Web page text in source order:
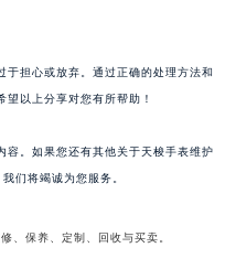
于担心或放弃。通过正确的处理方法和
以上分享对您有所帮助！
容。如果您还有其他关于天梭手表维护
们将竭诚为您服务。